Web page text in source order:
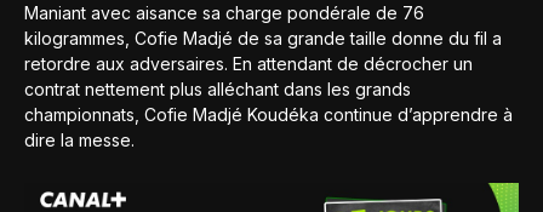
Maniant avec aisance sa charge pondérale de 76
kilogrammes, Cofie Madjé de sa grande taille donne du fil a
retordre aux adversaires. En attendant de décrocher un
contrat nettement plus alléchant dans les grands
championnats, Cofie Madjé Koudéka continue d’apprendre à
dire la messe.